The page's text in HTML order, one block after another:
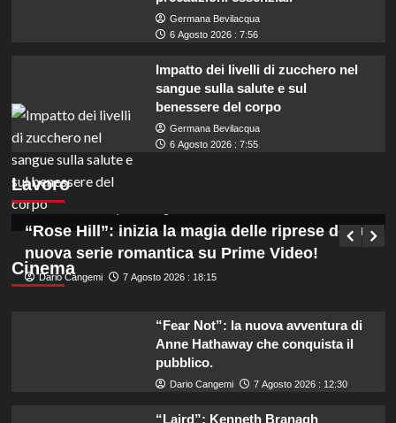
Germana Bevilacqua
6 Agosto 2026 : 7:56
Impatto dei livelli di zucchero nel
sangue sulla salute e sul
benessere del corpo
Germana Bevilacqua
6 Agosto 2026 : 7:55
Lavoro
Mobilità: Opportunità per 64 Assistenti e 123
Funzionari, scopri come candidarti!
Germana Bevilacqua
Cinema
“Rose Hill”: inizia la magia delle riprese della
nuova serie romantica su Prime Video!
Dario Cangemi 7 Agosto 2026 : 18:15
“Fear Not”: la nuova avventura di
Anne Hathaway che conquista il
pubblico.
Dario Cangemi 7 Agosto 2026 : 12:30
“Laird”: Kenneth Branagh